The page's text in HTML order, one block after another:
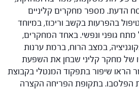
הדעת. מספר מחקרים קליניים
בהפרעות בקשב וריכוז, במיוחד
גופני ונפשי. באחד המחקרים,
במצב הרוח, ברמת ערנות
של מחקר קליני שבחן את השפעת
הראו שיפור בתפקוד המנטלי בקבוצת
הפלסבו. בתקופת הפריחה הקצרה